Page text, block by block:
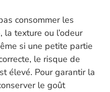
consommer les
la texture ou l’odeur
si une petite partie
le risque de
élevé. Pour garantir la
le goût